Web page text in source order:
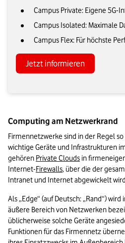
Campus Private: Eigene 5G-
Campus Isolated: Maximale
Campus Flex: Für höchste
Jetzt informieren
Computing am Netzwerkrand
Firmennetzwerke sind in der Regel
wichtige Geräte und Infrastrukturen
gehören Private Clouds in
Internet-Firewalls, über die der
Intranet und Internet abgewickelt
Als „Edge“ (auf Deutsch: „Rand“)
äußere Bereich von Netzwerken
üblicherweise solche Geräte
Funktionen für das Firmennetz